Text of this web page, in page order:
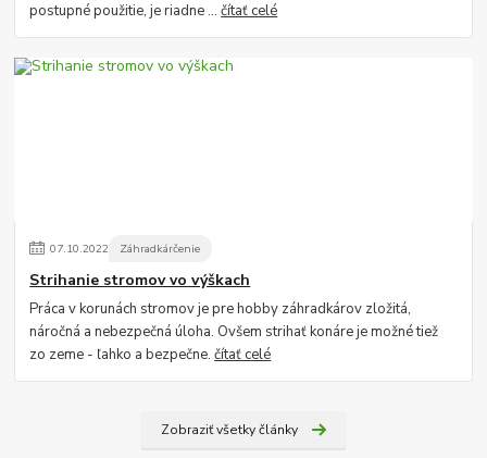
postupné použitie, je riadne ...čítať celé
07.10.2022 Záhradkárčenie
Strihanie stromov vo výškach
Práca v korunách stromov je pre hobby záhradkárov zložitá,
náročná a nebezpečná úloha. Ovšem strihať konáre je možné tiež
zo zeme - ľahko a bezpečne.čítať celé
Zobraziť všetky články